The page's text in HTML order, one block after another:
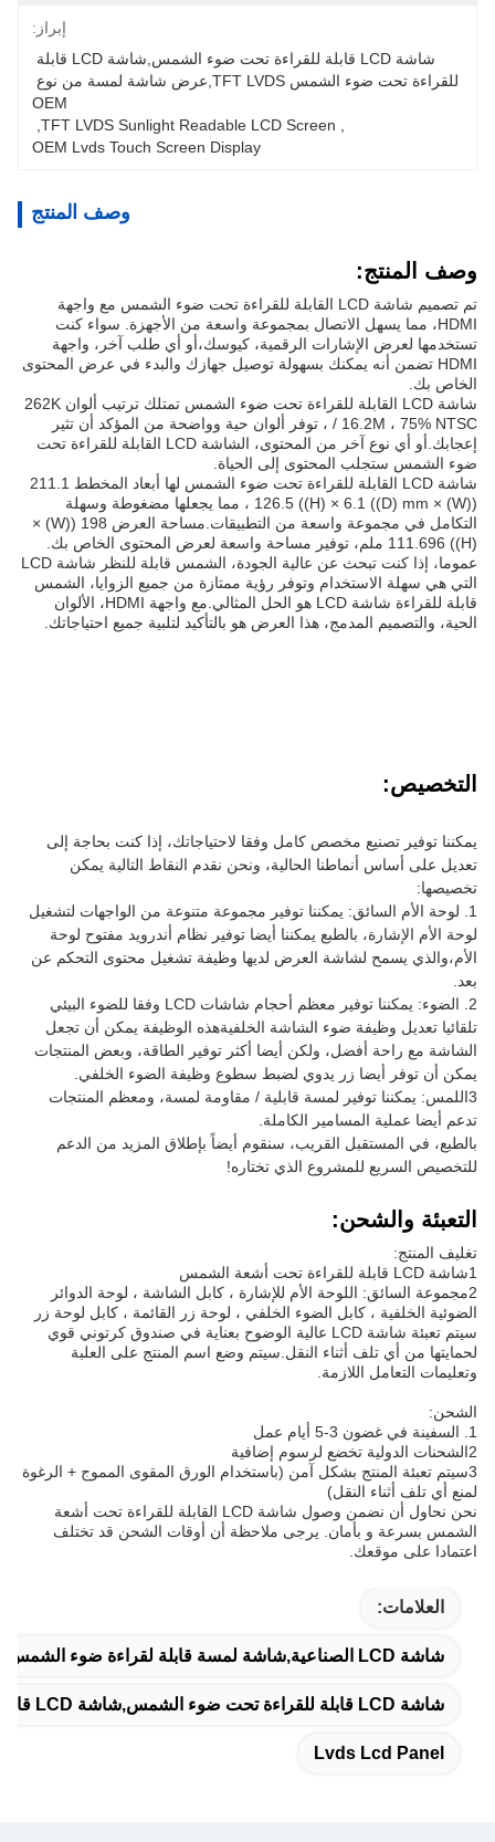
إبراز:
OEM
TFT LVDS Sunlight Readable LCD Screen
OEM Lvds Touch Screen Display
وصف المنتج
وصف المنتج:
تم تصميم شاشة LCD القابلة للقراءة تحت ضوء الشمس مع واجهة
HDMI، مما يسهل الاتصال بمجموعة واسعة من الأجهزة. سواء كنت
تستخدمها لعرض الإشارات الرقمية، كيوسك،أو أي طلب آخر، واجهة
HDMI تضمن أنه يمكنك بسهولة توصيل جهازك والبدء في عرض المحتوى
الخاص بك.
شاشة LCD القابلة للقراءة تحت ضوء الشمس تمتلك ترتيب ألوان 262K
/ 16.2M ، 75% NTSC ، توفر ألوان حية وواضحة من المؤكد أن تثير
إعجابك.أو أي نوع آخر من المحتوى، الشاشة LCD القابلة للقراءة تحت
ضوء الشمس ستجلب المحتوى إلى الحياة.
شاشة LCD القابلة للقراءة تحت ضوء الشمس لها أبعاد المخطط 211.1
((W) × 126.5 ((H) × 6.1 ((D) mm ، مما يجعلها مضغوطة وسهلة
التكامل في مجموعة واسعة من التطبيقات.مساحة العرض 198 ((W) ×
111.696 ((H) ملم، توفير مساحة واسعة لعرض المحتوى الخاص بك.
عموما، إذا كنت تبحث عن عالية الجودة، الشمس قابلة للنظر شاشة LCD
التي هي سهلة الاستخدام وتوفر رؤية ممتازة من جميع الزوايا، الشمس
قابلة للقراءة شاشة LCD هو الحل المثالي.مع واجهة HDMI، الألوان
الحية، والتصميم المدمج، هذا العرض هو بالتأكيد لتلبية جميع احتياجاتك.
التخصيص:
يمكننا توفير تصنيع مخصص كامل وفقا لاحتياجاتك، إذا كنت بحاجة إلى
تعديل على أساس أنماطنا الحالية، ونحن نقدم النقاط التالية يمكن
تخصيصها:
1. لوحة الأم السائق: يمكننا توفير مجموعة متنوعة من الواجهات لتشغيل
لوحة الأم الإشارة، بالطبع يمكننا أيضا توفير نظام أندرويد مفتوح لوحة
الأم،والذي يسمح لشاشة العرض لديها وظيفة تشغيل محتوى التحكم عن
بعد.
2. الضوء: يمكننا توفير معظم أحجام شاشات LCD وفقا للضوء البيئي
تلقائيا تعديل وظيفة ضوء الشاشة الخلفيةهذه الوظيفة يمكن أن تجعل
الشاشة مع راحة أفضل، ولكن أيضا أكثر توفير الطاقة، وبعض المنتجات
يمكن أن توفر أيضا زر يدوي لضبط سطوع وظيفة الضوء الخلفي.
3اللمس: يمكننا توفير لمسة قابلية / مقاومة لمسة، ومعظم المنتجات
تدعم أيضا عملية المسامير الكاملة.
بالطبع، في المستقبل القريب، سنقوم أيضاً بإطلاق المزيد من الدعم
للتخصيص السريع للمشروع الذي تختاره!
التعبئة والشحن:
تغليف المنتج:
1شاشة LCD قابلة للقراءة تحت أشعة الشمس
2مجموعة السائق: اللوحة الأم للإشارة ، كابل الشاشة ، لوحة الدوائر
الضوئية الخلفية ، كابل الضوء الخلفي ، لوحة زر القائمة ، كابل لوحة زر
سيتم تعبئة شاشة LCD عالية الوضوح بعناية في صندوق كرتوني قوي
لحمايتها من أي تلف أثناء النقل.سيتم وضع اسم المنتج على العلبة
وتعليمات التعامل اللازمة.
الشحن:
1. السفينة في غضون 3-5 أيام عمل
2الشحنات الدولية تخضع لرسوم إضافية
3سيتم تعبئة المنتج بشكل آمن (باستخدام الورق المقوى المموج + الرغوة
لمنع أي تلف أثناء النقل)
نحن نحاول أن نضمن وصول شاشة LCD القابلة للقراءة تحت أشعة
الشمس بسرعة و بأمان. يرجى ملاحظة أن أوقات الشحن قد تختلف
اعتمادا على موقعك.
العلامات:
شاشة LCD الصناعية,شاشة لمسة قابلة لقراءة ضوء الشمس,لوحة شاشة LCD
شاشة LCD قابلة للقراءة تحت ضوء الشمس,شاشة LCD قابلة للقراءة تحت ضوء الشمس TFT LVDS,عرض شاشة لمسة من نوع OEM
Lvds Lcd Panel